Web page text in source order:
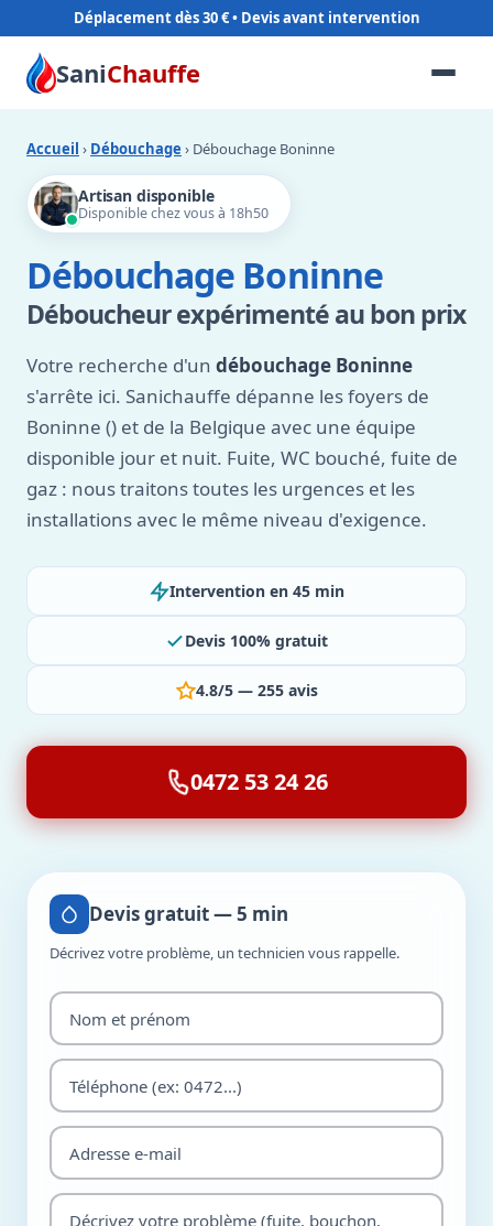
Déplacement dès 30 €
SaniChauffe
Accueil › Débouchage › Débouchage Boninne
Artisan disponible
Disponible chez vous à 18h50
Débouchage Boninne
Déboucheur expérimenté au bon prix
Votre recherche d'un débouchage Boninne
s'arrête ici. Sanichauffe dépanne les foyers de
Boninne () et de la Belgique avec une équipe
disponible jour et nuit. Fuite, WC bouché, fuite de
gaz : nous traitons toutes les urgences et les
installations avec le même niveau d'exigence.
Intervention en 45 min
Devis 100% gratuit
4.8/5 — 255 avis
0472 53 24 26
Devis gratuit — 5 min
Décrivez votre problème, un technicien vous rappelle.